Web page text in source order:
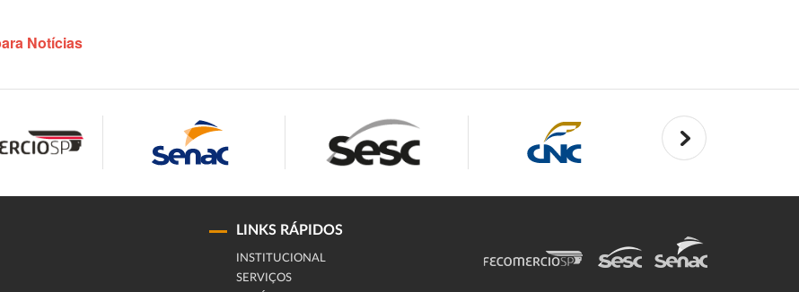
Notícias
LINKS RÁPIDOS
INSTITUCIONAL
SERVIÇOS